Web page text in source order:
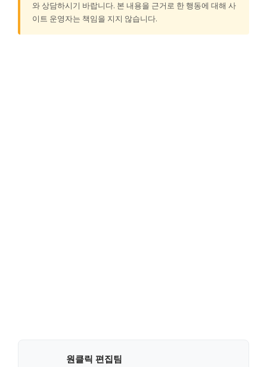
와 상담하시기 바랍니다. 본 내용을 근거로 한 행동에 대해 사
이트 운영자는 책임을 지지 않습니다.
원클릭 편집팀